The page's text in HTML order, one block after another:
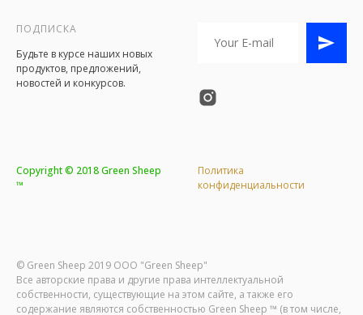
ПОДПИСКА
Будьте в курсе наших новых
продуктов, предложений,
новостей и конкурсов.
Copyright © 2018 Green Sheep
™
Политика
конфиденциальности
© Green Sheep 2019 ООО "Green Sheep"
Все авторские права и другие права интеллектуальной
собственности, существующие на этом сайте, а также его
содержание являются собственностью Green Sheep ™ (в том числе,